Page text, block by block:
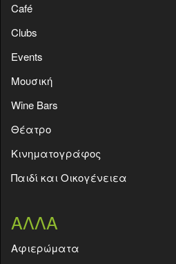
Café
Clubs
Events
Moυσική
Wine Bars
Θέατρο
Κινηματογράφος
Παιδί και Οικογένειεα
ΑΛΛΑ
Aφιερώματα